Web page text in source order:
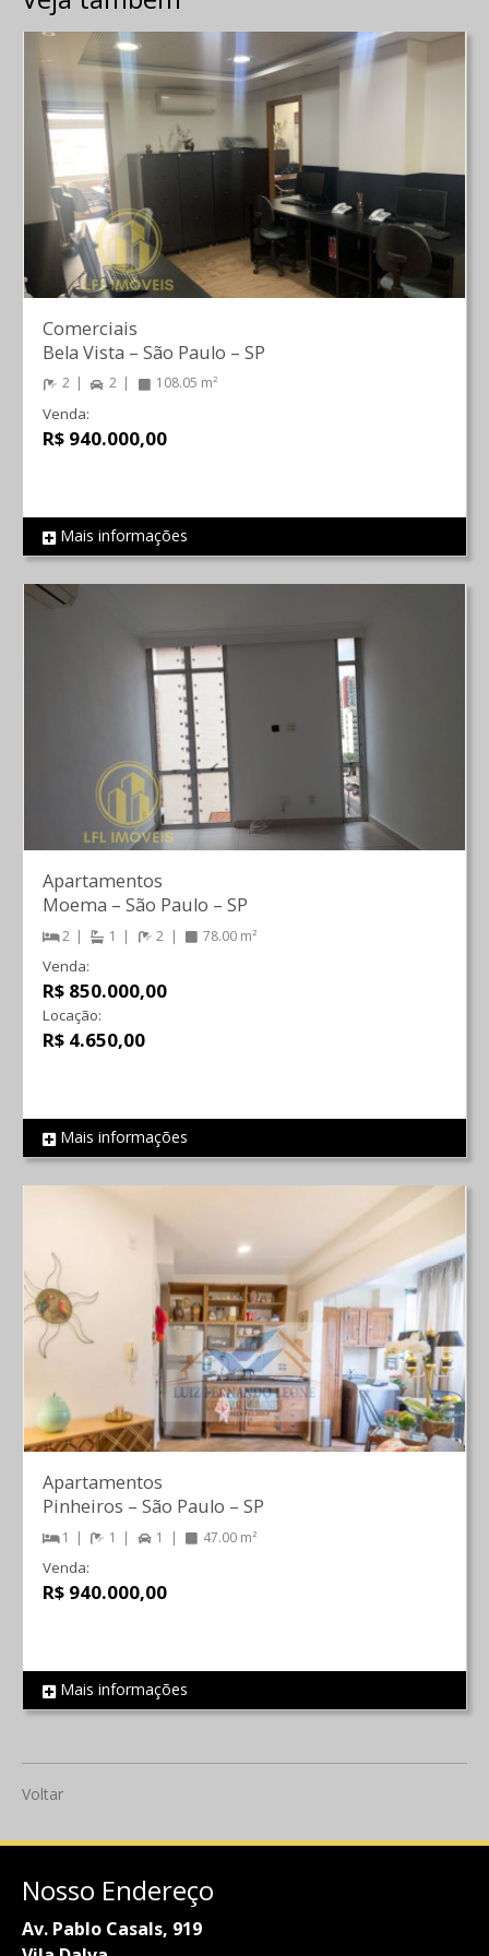
REF 814
Comerciais
Bela Vista – São Paulo – SP
2 2 108.05 m²
Venda:
R$ 940.000,00
Mais informações
REF 812
Apartamentos
Moema – São Paulo – SP
2 1 2 78.00 m²
Venda:
R$ 850.000,00
Locação:
R$ 4.650,00
Mais informações
REF 305
Apartamentos
Pinheiros – São Paulo – SP
1 1 1 47.00 m²
Venda:
R$ 940.000,00
Mais informações
Voltar
Nosso Endereço
Av. Pablo Casals, 919